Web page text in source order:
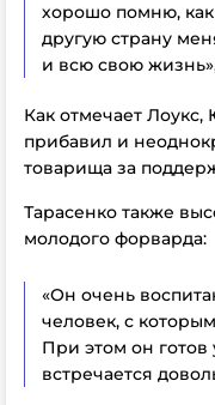
хорошо помню,
другую страну
и всю свою
Как отмечает
прибавил и
товарища за
Тарасенко также
молодого форварда:
«Он очень
человек, с
При этом он готов
встречается